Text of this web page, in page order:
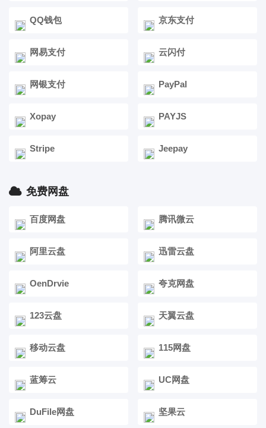
QQ钱包 京东支付
网易支付 云闪付
网银支付 PayPal
Xopay PAYJS
Stripe Jeepay
免费网盘
百度网盘 腾讯微云
阿里云盘 迅雷云盘
OenDrvie 夸克网盘
123云盘 天翼云盘
移动云盘 115网盘
蓝筹云 UC网盘
DuFile网盘 坚果云